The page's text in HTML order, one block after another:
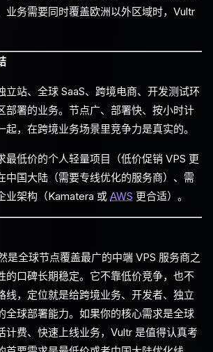
业务需要同时覆盖欧洲以外区域时，Vultr
立站、全球 SaaS、跨境电商、开发测试环
部署的业务。节点广、部署快、按小时计
起，在跨境业务场景里竞争力是真实的。
最低价的个人轻量项目（低价促销 VPS 更
中国大陆（需要专线优化的服务商）、需
业架构（Kamatera 或 AWS 更合适）。
是全球节点覆盖最广的中端 VPS 服务商之
的口碑长期稳定。它不靠低价竞争，也不
线，定位就是给跨境业务、开发者、独立
全球部署能力。如果你的核心需求是全球
计费、快速上线业务，Vultr 是值得认真考